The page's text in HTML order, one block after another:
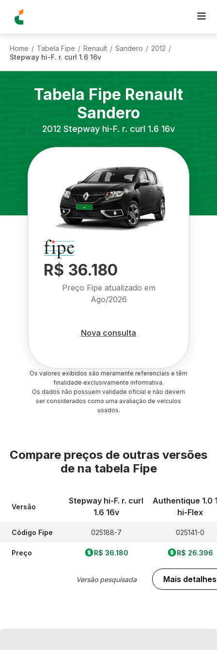
Home / Tabela Fipe / Renault / Sandero / 2012 /
Stepway hi-F. r. curl 1.6 16v
Tabela Fipe Renault
Sandero
2012 Stepway hi-F. r. curl 1.6 16v
R$ 36.180
Preço Fipe atualizado em
Ago/2026
Nova consulta
Os valores exibidos são meramente referenciais e têm
finalidade exclusivamente informativa.
Os dados não possuem validade oficial e não devem
ser considerados como uma avaliação de veículos
usados.
Compare preços de outras versões
de na tabela Fipe
Versão
Código Fipe
Preço
Stepway hi-F. r. curl
1.6 16v
025188-7
R$ 36.180
Versão pesquisada
Authentique 1.0
hi-Flex
025141-0
R$ 26.396
Mais detalhes